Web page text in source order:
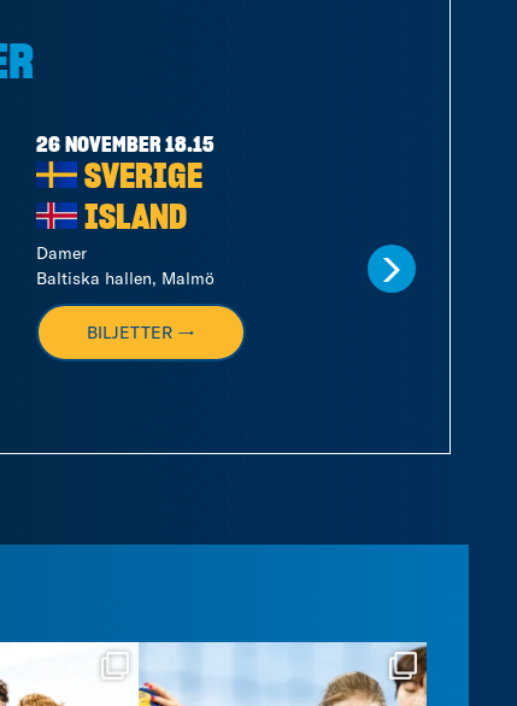
26 NOVEMBER 18.15
SVERIGE
ISLAND
Damer
Baltiska hallen, Malmö
BILJETTER →
Damer
Halmstad Arena
6